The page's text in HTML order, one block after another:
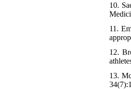
10.
11.
12.
13.